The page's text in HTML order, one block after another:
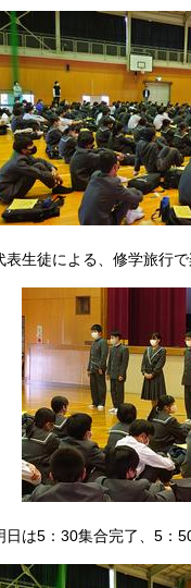
表生徒による、修学旅行
日は5：30集合完了、5：